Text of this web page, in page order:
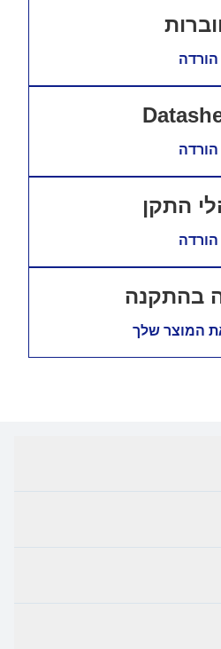
הורדה
הורדה
התקן
הורדה
בהתקנה
המוצר שלך